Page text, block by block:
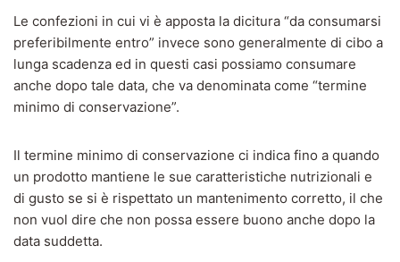
Le confezioni in cui vi è apposta la dicitura “da consumarsi
preferibilmente entro” invece sono generalmente di cibo a
lunga scadenza ed in questi casi possiamo consumare
anche dopo tale data, che va denominata come “termine
minimo di conservazione”.
Il termine minimo di conservazione ci indica fino a quando
un prodotto mantiene le sue caratteristiche nutrizionali e
di gusto se si è rispettato un mantenimento corretto, il che
non vuol dire che non possa essere buono anche dopo la
data suddetta.